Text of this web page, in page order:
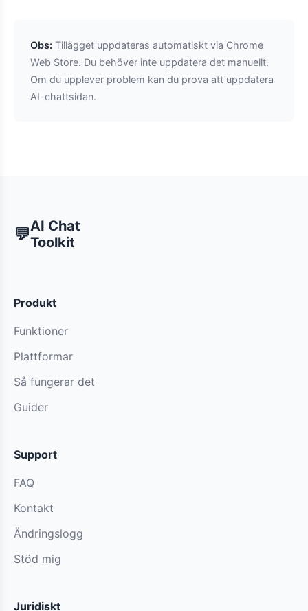
Obs: Tillägget uppdateras automatiskt via Chrome
Web Store. Du behöver inte uppdatera det manuellt.
Om du upplever problem kan du prova att uppdatera
AI-chattsidan.
💬AI Chat
Toolkit
Produkt
Funktioner
Plattformar
Så fungerar det
Guider
Support
FAQ
Kontakt
Ändringslogg
Stöd mig
Juridiskt